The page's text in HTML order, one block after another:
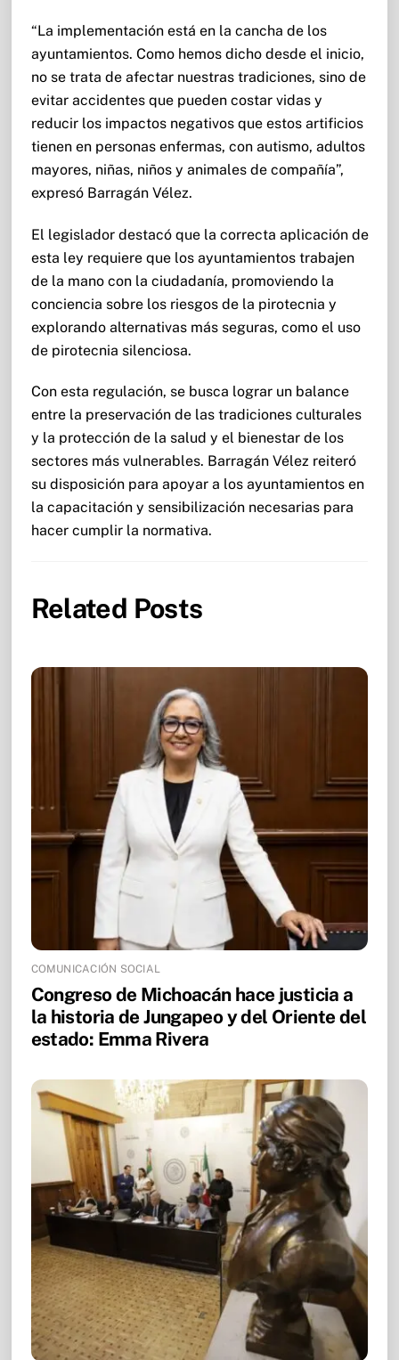
“La implementación está en la cancha de los
ayuntamientos. Como hemos dicho desde el inicio,
no se trata de afectar nuestras tradiciones, sino de
evitar accidentes que pueden costar vidas y
reducir los impactos negativos que estos artificios
tienen en personas enfermas, con autismo, adultos
mayores, niñas, niños y animales de compañía”,
expresó Barragán Vélez.
El legislador destacó que la correcta aplicación de
esta ley requiere que los ayuntamientos trabajen
de la mano con la ciudadanía, promoviendo la
conciencia sobre los riesgos de la pirotecnia y
explorando alternativas más seguras, como el uso
de pirotecnia silenciosa.
Con esta regulación, se busca lograr un balance
entre la preservación de las tradiciones culturales
y la protección de la salud y el bienestar de los
sectores más vulnerables. Barragán Vélez reiteró
su disposición para apoyar a los ayuntamientos en
la capacitación y sensibilización necesarias para
hacer cumplir la normativa.
Related Posts
COMUNICACIÓN SOCIAL
Congreso de Michoacán hace justicia a
la historia de Jungapeo y del Oriente del
estado: Emma Rivera